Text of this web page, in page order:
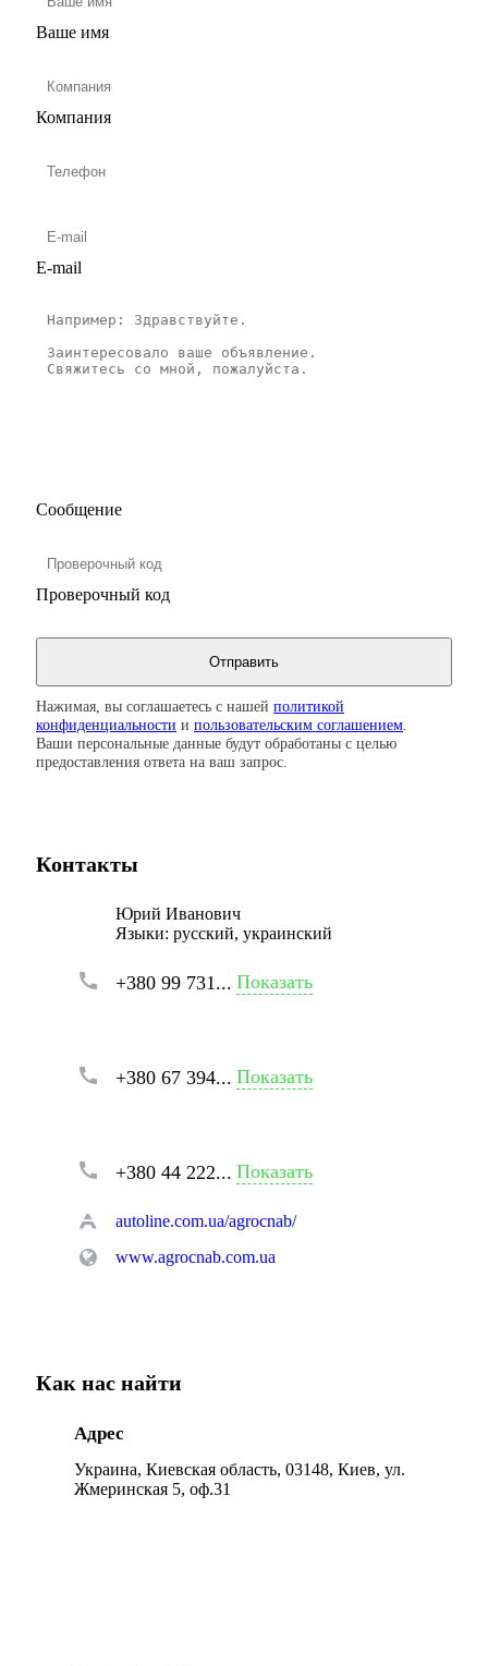
Ваше имя
Компания
E-mail
Сообщение
Проверочный код
Нажимая, вы соглашаетесь с нашей политикой
конфиденциальности и пользовательским соглашением.
Ваши персональные данные будут обработаны с целью
предоставления ответа на ваш запрос.
Контакты
Юрий Иванович
Языки: русский, украинский
+380 99 731... Показать
+380 67 394... Показать
+380 44 222... Показать
autoline.com.ua/agrocnab/
www.agrocnab.com.ua
Как нас найти
Адрес
Украина, Киевская область, 03148, Киев, ул.
Жмеринская 5, оф.31